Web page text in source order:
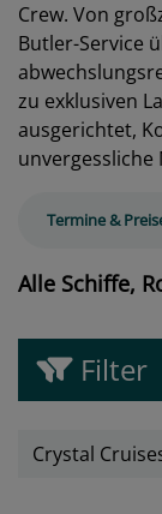
Crew. Von
Butler-Service
zu exklusiven
ausgerichtet,
unvergessliche
Termine &
Alle Schiffe,
Filter
Crystal